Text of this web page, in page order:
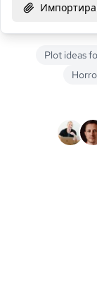
Plot ideas